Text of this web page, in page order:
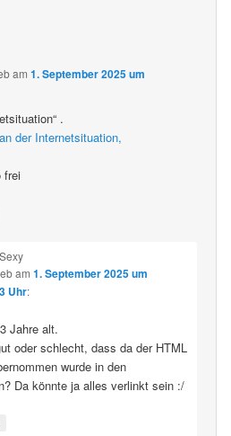
am1. September 2025 um
.
an der Internetsituation,
frei
am 1. September 2025 um
Uhr:
Jahre alt.
oder schlecht, dass da der HTML
wurde in den
Da könnte ja alles verlinkt sein :/